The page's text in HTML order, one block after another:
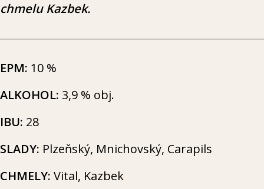
chme­lu Kazbek.
EPM: 10 %
ALKOHOL: 3,9 % obj.
IBU: 28
SLADY: Plzeň­ský, Mni­chov­ský, Carapils
CHMELY: Vital, Kazbek